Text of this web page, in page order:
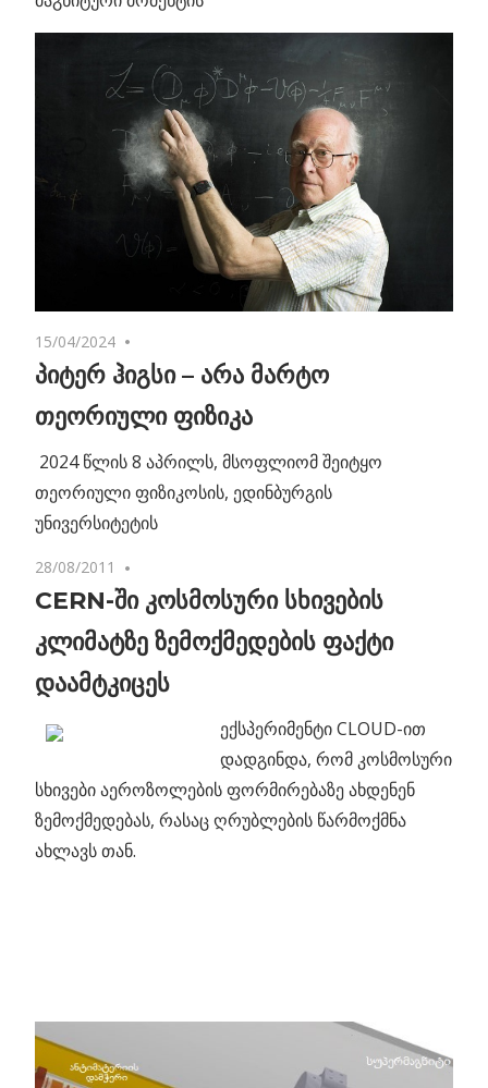
15/04/2024
პიტერ ჰიგსი – არა მარტო
თეორიული ფიზიკა
2024 წლის 8 აპრილს, მსოფლიომ შეიტყო
თეორიული ფიზიკოსის, ედინბურგის
უნივერსიტეტის
28/08/2011
CERN-ში კოსმოსური სხივების
კლიმატზე ზემოქმედების ფაქტი
დაამტკიცეს
ექსპერიმენტი CLOUD-ით
დადგინდა, რომ კოსმოსური
სხივები აეროზოლების ფორმირებაზე ახდენენ
ზემოქმედებას, რასაც ღრუბლების წარმოქმნა
ახლავს თან.